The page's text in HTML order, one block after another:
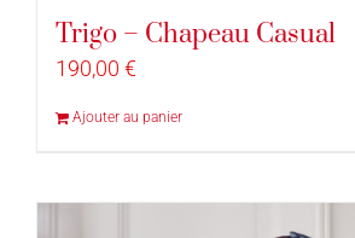
Trigo – Chapeau Casual
190,00 €
Ajouter au panier